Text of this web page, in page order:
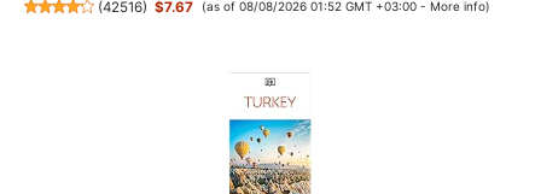
(42516) $7.67 (as of 08/08/2026 01:52 GMT +03:00 - More info)